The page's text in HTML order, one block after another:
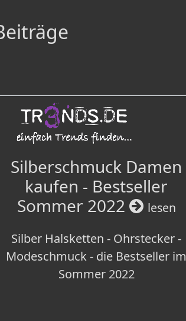
Silberschmuck Damen
kaufen - Bestseller
Sommer 2022
lesen
Silber Halsketten - Ohrstecker -
Modeschmuck - die Bestseller im
Sommer 2022